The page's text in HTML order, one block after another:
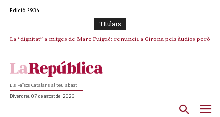
Edició 2934
TItulars
La “dignitat” a mitges de Marc Puigtió: renuncia a Girona pels àudios però
Els Països Catalans al teu abast
Divendres, 07 de agost del 2026